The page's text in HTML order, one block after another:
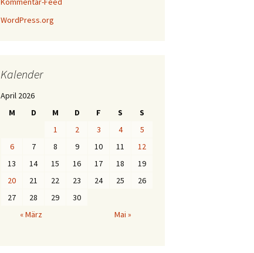
WordPress.org
Kalender
April 2026
M
D M D F S
S
1
2 3 4
5
6
7 8 9 10 11
12
13
14 15 16 17 18
19
20
21 22 23 24 25
26
27
28 29
30
« März
Mai »